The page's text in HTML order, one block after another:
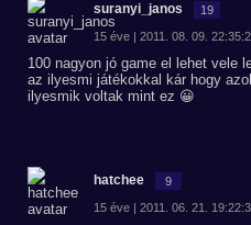
suranyi_janos 19
15 éve | 2011. 08. 09.
100 nagyon jó game el lehet vele
az ilyesmi játékokkal kár hogy
ilyesmik voltak mint ez 😀
hatchee 9
15 éve | 2011. 06. 21.